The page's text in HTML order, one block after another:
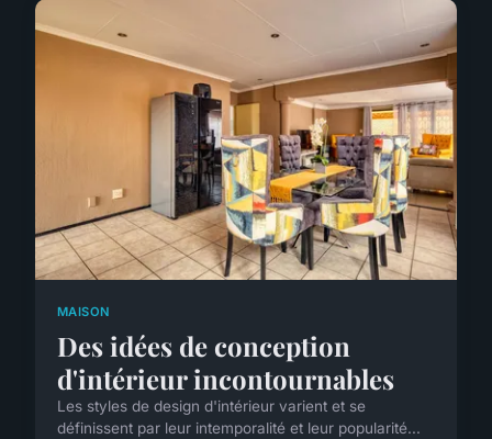
MAISON
Des idées de conception
d'intérieur incontournables
Les styles de design d'intérieur varient et se
définissent par leur intemporalité et leur popularité...